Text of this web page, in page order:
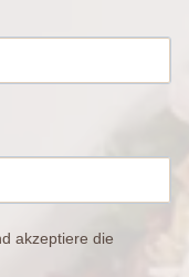
akzeptiere die